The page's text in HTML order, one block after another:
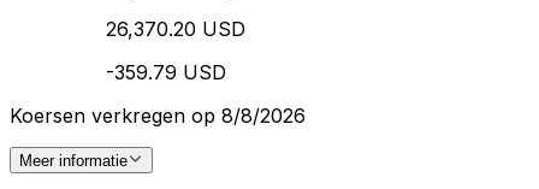
26,370.20 USD
-359.79 USD
Koersen verkregen op 8/8/2026
Meer informatie